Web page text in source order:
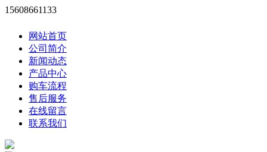
15608661133
网站首页
公司简介
新闻动态
产品中心
购车流程
售后服务
在线留言
联系我们